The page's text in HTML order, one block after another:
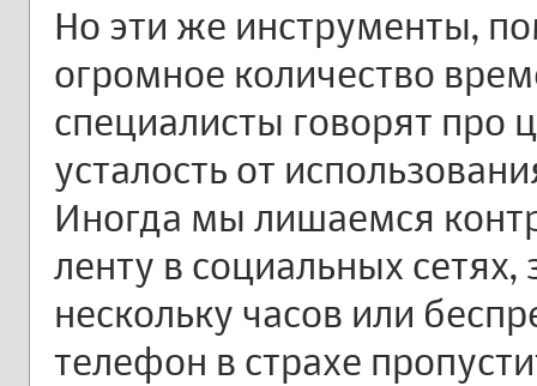
Но эти же инструменты,
огромное количество
специалисты говорят
усталость от
Иногда мы лишаемся
ленту в социальных
нескольку часов или
телефон в страхе